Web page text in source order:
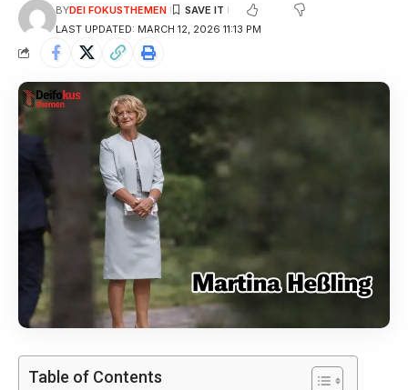
LAST UPDATED: MARCH 12, 2026 11:13 PM
BYDEI FOKUSTHEMEN
Table of Contents